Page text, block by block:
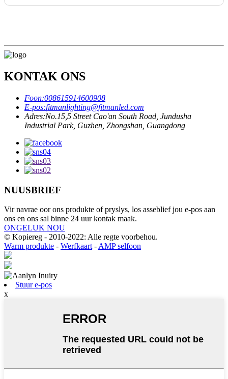
KONTAK ONS
Foon:008615914600908
E-pos:fitmanlighting@fitmanled.com
Adres:No.15,5 Street Cao'an South Road, Jundusha
Industrial Park, Guzhen, Zhongshan, Guangdong
NUUSBRIEF
Vir navrae oor ons produkte of pryslys, los asseblief jou e-pos aan
ons en ons sal binne 24 uur kontak maak.
ONGELUK NOU
© Kopiereg - 2010-2022: Alle regte voorbehou.
Warm produkte - Werfkaart - AMP selfoon
Stuur e-pos
x